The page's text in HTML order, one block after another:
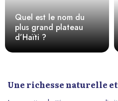
Quel est le nom du
plus grand plateau
d’Haïti ?
Une richesse naturelle